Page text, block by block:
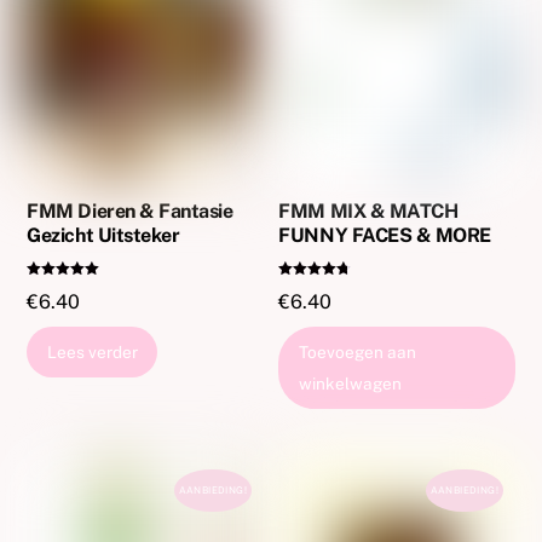
FMM Dieren & Fantasie
Gezicht Uitsteker
d
5.00
uit 5
€6.40
Lees verder
FMM MIX & MATCH
FUNNY FACES & MORE
d
4.67
uit 5
€6.40
Toevoegen aan
winkelwagen
AANBIEDING! AANBIEDING!